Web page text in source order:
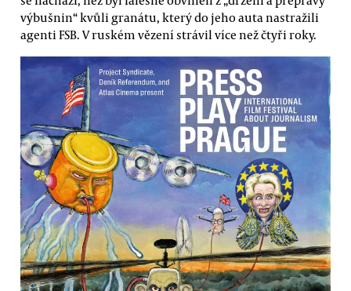
výbušnin“ kvůli granátu, který do jeho auta nastražili
agenti FSB. V ruském vězení strávil více než čtyři roky.